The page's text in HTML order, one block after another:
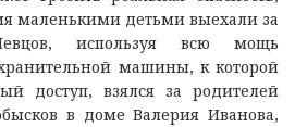
маленькими детьми выехали за
используя всю мощь
машины, к которой
доступ, взялся за родителей
в доме Валерия Иванова,